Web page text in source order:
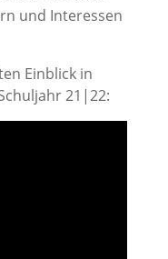
und Interessen
Einblick in
21|22: